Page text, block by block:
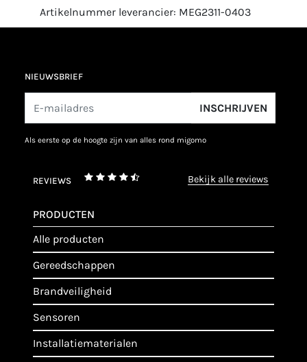
Artikelnummer leverancier: MEG2311-0403
NIEUWSBRIEF
INSCHRIJVEN
als eerste op de hoogte zijn van alles rond migomo
REVIEWS bekijk alle reviews
PRODUCTEN
alle producten
gereedschappen
brandveiligheid
sensoren
installatiematerialen